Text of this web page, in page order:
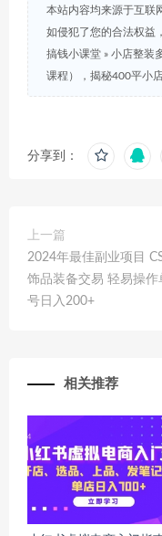
本站内容均来源于互联
如侵犯了您的合法权益
搞钱小课堂 » 小店整装
课程），揭秘400平小
分享到：
上一篇
2024年最佳副业项目
饰品装备交易 轻易操作
号日入200+
相关推荐